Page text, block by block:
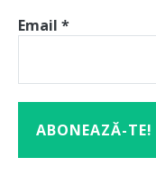
Email *